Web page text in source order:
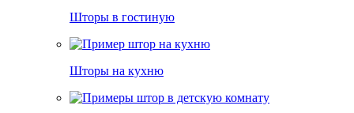
Шторы в гостиную
Шторы на кухню